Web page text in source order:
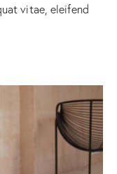
vitae, eleifend